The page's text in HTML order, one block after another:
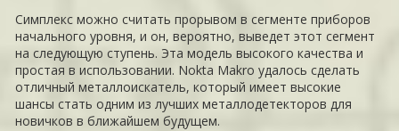
Симплекс можно считать прорывом в сегменте приборов
начального уровня, и он, вероятно, выведет этот сегмент
на следующую ступень. Эта модель высокого качества и
простая в использовании. Nokta Makro удалось сделать
отличный металлоискатель, который имеет высокие
шансы стать одним из лучших металлодетекторов для
новичков в ближайшем будущем.